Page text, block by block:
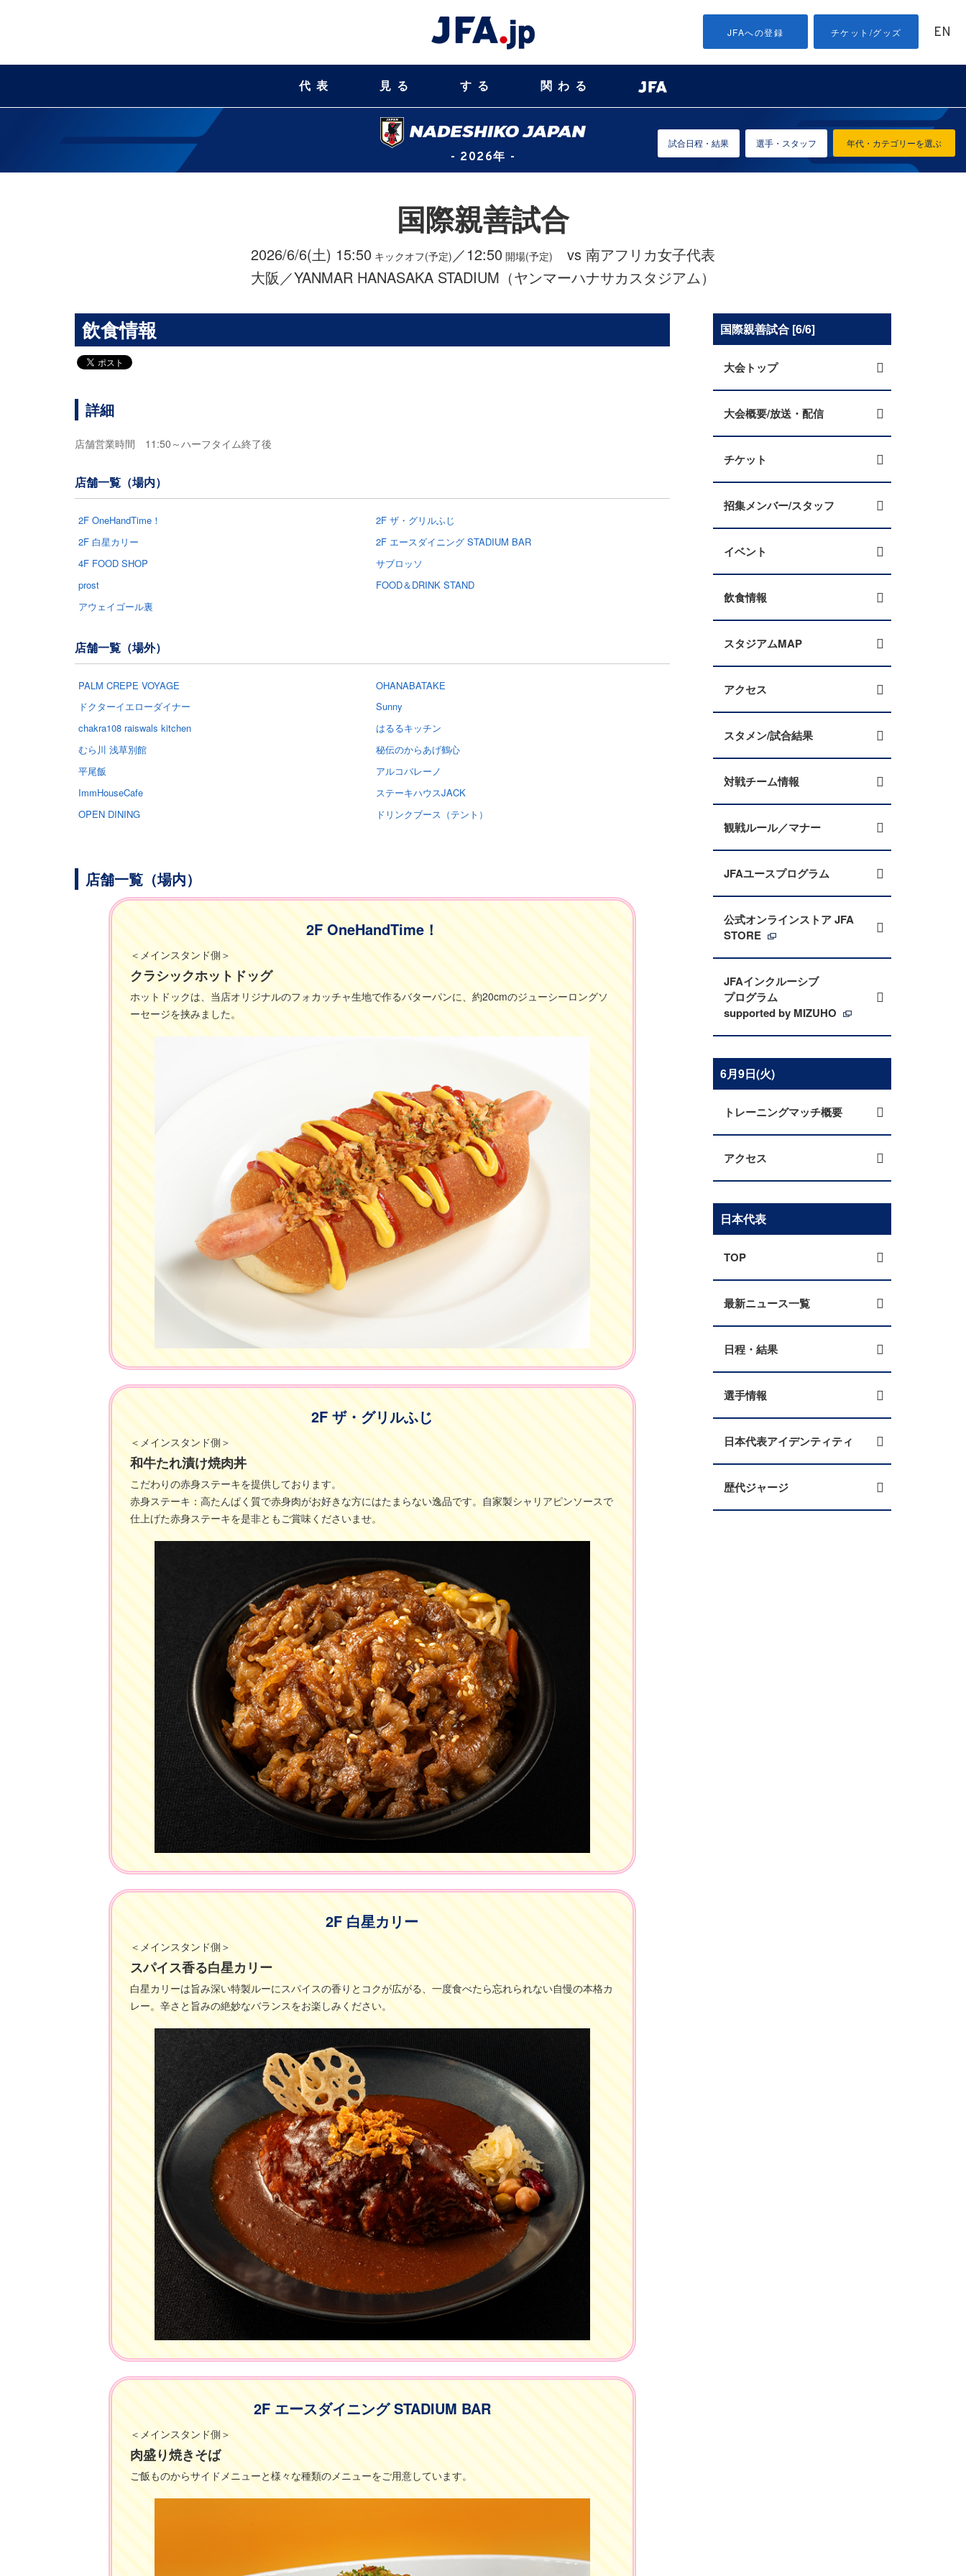
JFAへの登録 チケット/グッズ EN
代表 見る する 関わる
- 2026年 -
年代・カテゴリーを選ぶ
試合日程・結果 選手・スタッフ
国際親善試合
2026/6/6(土) 15:50 キックオフ(予定) ／12:50 開場(予定)
vs 南アフリカ女子代表
大阪／YANMAR HANASAKA STADIUM（ヤンマーハナサカスタジアム）
飲食情報
詳細
店舗営業時間 11:50～ハーフタイム終了後
店舗一覧（場内）
2F OneHandTime！
2F ザ・グリルふじ
2F 白星カリー
2F エースダイニング STADIUM BAR
4F FOOD SHOP
サブロッソ
prost
FOOD＆DRINK STAND
アウェイゴール裏
店舗一覧（場外）
PALM CREPE VOYAGE
OHANABATAKE
ドクターイエローダイナー
Sunny
chakra108 raiswals kitchen
はるるキッチン
むら川 浅草別館
秘伝のからあげ鶴心
平尾飯
アルコバレーノ
ImmHouseCafe
ステーキハウスJACK
OPEN DINING
ドリンクブース（テント）
店舗一覧（場内）
2F OneHandTime！
＜メインスタンド側＞
クラシックホットドッグ
ホットドックは、当店オリジナルのフォカッチャ生地で作るバターパンに、約20cmのジューシーロングソ
ーセージを挟みました。
2F ザ・グリルふじ
＜メインスタンド側＞
和牛たれ漬け焼肉丼
こだわりの赤身ステーキを提供しております。
赤身ステーキ：高たんぱく質で赤身肉がお好きな方にはたまらない逸品です。自家製シャリアピンソースで
仕上げた赤身ステーキを是非ともご賞味くださいませ。
2F 白星カリー
＜メインスタンド側＞
スパイス香る白星カリー
白星カリーは旨み深い特製ルーにスパイスの香りとコクが広がる、一度食べたら忘れられない自慢の本格カ
レー。辛さと旨みの絶妙なバランスをお楽しみください。
2F エースダイニング STADIUM BAR
＜メインスタンド側＞
肉盛り焼きそば
ご飯ものからサイドメニューと様々な種類のメニューをご用意しています。
国際親善試合 [6/6]
大会トップ
大会概要/放送・配信
チケット
招集メンバー/スタッフ
イベント
飲食情報
スタジアムMAP
アクセス
スタメン/試合結果
対戦チーム情報
観戦ルール／マナー
JFAユースプログラム
公式オンラインストア JFA
STORE
JFAインクルーシブ
プログラム
supported by MIZUHO
6月9日(火)
トレーニングマッチ概要
アクセス
日本代表
TOP
最新ニュース一覧
日程・結果
選手情報
日本代表アイデンティティ
歴代ジャージ